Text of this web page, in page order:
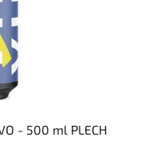
- 500 ml PLECH